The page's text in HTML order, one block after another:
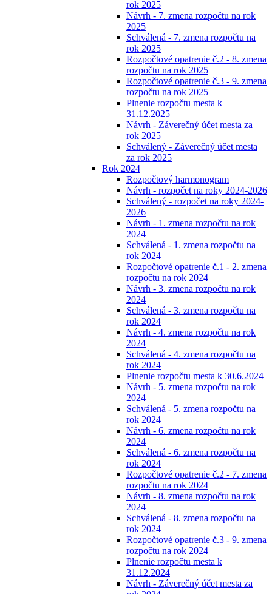
rok 2025
Návrh - 7. zmena rozpočtu na rok
2025
Schválená - 7. zmena rozpočtu na
rok 2025
Rozpočtové opatrenie č.2 - 8. zmena
rozpočtu na rok 2025
Rozpočtové opatrenie č.3 - 9. zmena
rozpočtu na rok 2025
Plnenie rozpočtu mesta k
31.12.2025
Návrh - Záverečný účet mesta za
rok 2025
Schválený - Záverečný účet mesta
za rok 2025
Rok 2024
Rozpočtový harmonogram
Návrh - rozpočet na roky 2024-2026
Schválený - rozpočet na roky 2024-
2026
Návrh - 1. zmena rozpočtu na rok
2024
Schválená - 1. zmena rozpočtu na
rok 2024
Rozpočtové opatrenie č.1 - 2. zmena
rozpočtu na rok 2024
Návrh - 3. zmena rozpočtu na rok
2024
Schválená - 3. zmena rozpočtu na
rok 2024
Návrh - 4. zmena rozpočtu na rok
2024
Schválená - 4. zmena rozpočtu na
rok 2024
Plnenie rozpočtu mesta k 30.6.2024
Návrh - 5. zmena rozpočtu na rok
2024
Schválená - 5. zmena rozpočtu na
rok 2024
Návrh - 6. zmena rozpočtu na rok
2024
Schválená - 6. zmena rozpočtu na
rok 2024
Rozpočtové opatrenie č.2 - 7. zmena
rozpočtu na rok 2024
Návrh - 8. zmena rozpočtu na rok
2024
Schválená - 8. zmena rozpočtu na
rok 2024
Rozpočtové opatrenie č.3 - 9. zmena
rozpočtu na rok 2024
Plnenie rozpočtu mesta k
31.12.2024
Návrh - Záverečný účet mesta za